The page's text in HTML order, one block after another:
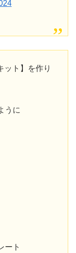
ット】を作り
うに
ート